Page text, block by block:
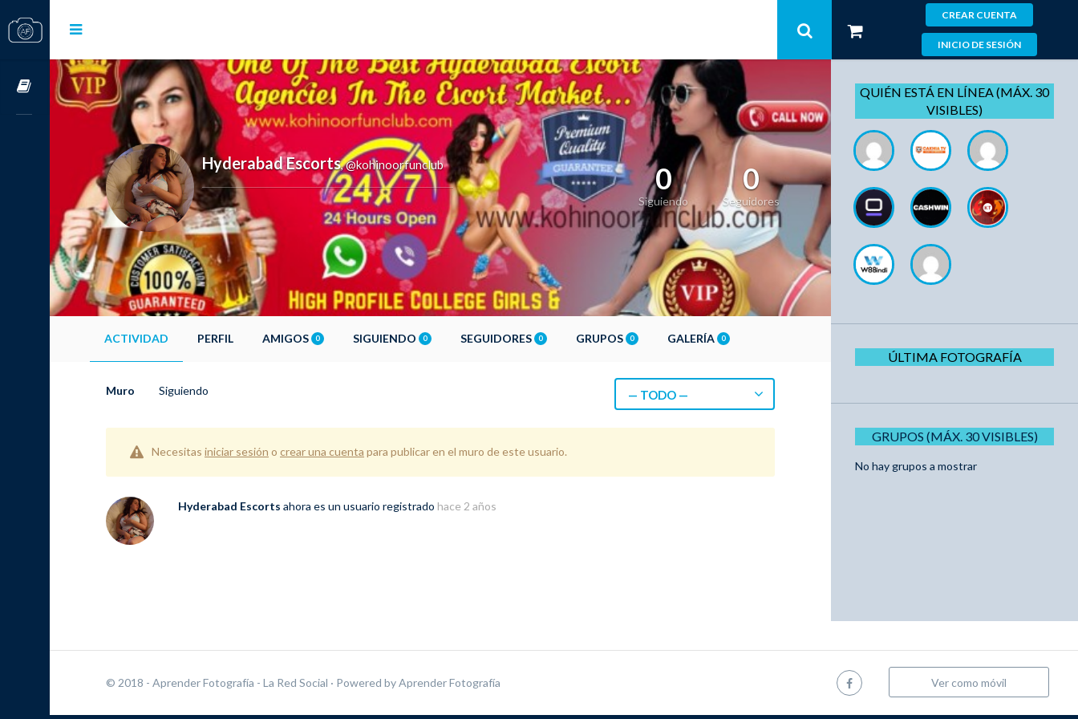
CREAR CUENTA
INICIO DE SESIÓN
Cursos OnLine
Hyderabad Escorts,@kohinoorfunclub 0
Siguiendo
0
Seguidores
ACTIVIDAD PERFIL AMIGOS 0 SIGUIENDO 0 SEGUIDORES 0 GRUPOS 0 GALERÍA 0
Muro Siguiendo — TODO —
Necesitas iniciar sesión o crear una cuenta para publicar en el muro de este usuario.
Hyderabad Escorts ahora es un usuario registrado hace 2 años
QUIÉN ESTÁ EN LÍNEA (MÁX. 30
VISIBLES)
ÚLTIMA FOTOGRAFÍA
GRUPOS (MÁX. 30 VISIBLES)
No hay grupos a mostrar
© 2018 - Aprender Fotografía - La Red Social · Powered byAprender Fotografía